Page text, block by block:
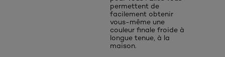
permettent de
facilement obtenir
vous-même une
couleur finale froide à
longue tenue, à la
maison.